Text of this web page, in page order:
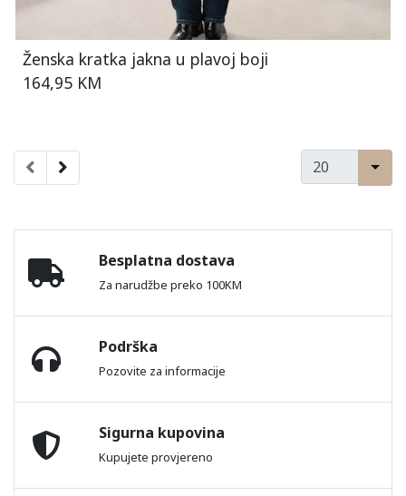
Ženska kratka jakna u plavoj boji
164,95 KM
Besplatna dostava
Za narudžbe preko 100KM
Podrška
Pozovite za informacije
Sigurna kupovina
Kupujete provjereno